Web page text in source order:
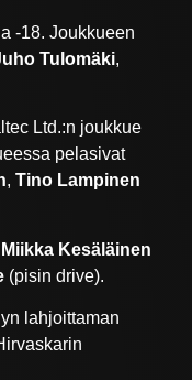
-18. Joukkueen
Tulomäki,
Ltd.:n joukkue
pelasivat
,Tino Lampinen
Kesäläinen
(pisin drive).
lahjoittaman